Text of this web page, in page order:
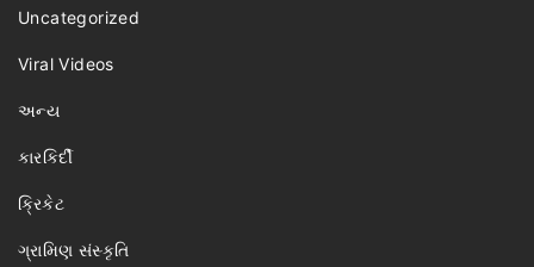
Uncategorized
Viral Videos
અન્ય
કારકિર્દી
ક્રિકેટ
ગ્રામિણ સંસ્કૃતિ